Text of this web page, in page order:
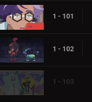
1 - 101
1 - 102
1 - 103